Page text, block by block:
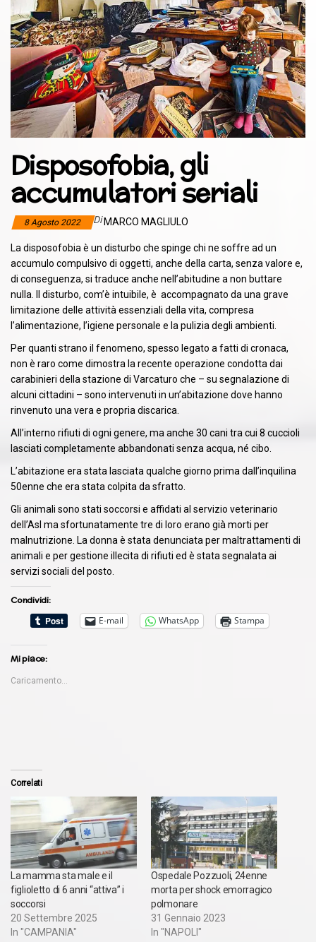
Disposofobia, gli
accumulatori seriali
8 Agosto 2022 Di MARCO MAGLIULO
La disposofobia è un disturbo che spinge chi ne soffre ad un
accumulo compulsivo di oggetti, anche della carta, senza valore e,
di conseguenza, si traduce anche nell’abitudine a non buttare
nulla. Il disturbo, com’è intuibile, è accompagnato da una grave
limitazione delle attività essenziali della vita, compresa
l’alimentazione, l’igiene personale e la pulizia degli ambienti.
Per quanti strano il fenomeno, spesso legato a fatti di cronaca,
non è raro come dimostra la recente operazione condotta dai
carabinieri della stazione di Varcaturo che – su segnalazione di
alcuni cittadini – sono intervenuti in un’abitazione dove hanno
rinvenuto una vera e propria discarica.
All’interno rifiuti di ogni genere, ma anche 30 cani tra cui 8 cuccioli
lasciati completamente abbandonati senza acqua, né cibo.
L’abitazione era stata lasciata qualche giorno prima dall’inquilina
50enne che era stata colpita da sfratto.
Gli animali sono stati soccorsi e affidati al servizio veterinario
dell’Asl ma sfortunatamente tre di loro erano già morti per
malnutrizione. La donna è stata denunciata per maltrattamenti di
animali e per gestione illecita di rifiuti ed è stata segnalata ai
servizi sociali del posto.
Condividi:
E-mail
WhatsApp Stampa
Mi piace:
Caricamento...
Correlati
La mamma sta male e il
figlioletto di 6 anni “attiva” i
soccorsi
20 Settembre 2025
In "CAMPANIA"
Ospedale Pozzuoli, 24enne
morta per shock emorragico
polmonare
31 Gennaio 2023
In "NAPOLI"